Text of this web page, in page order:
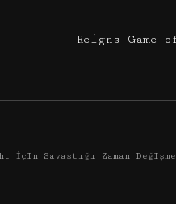
Reigns
İçin Savaştığı Zaman